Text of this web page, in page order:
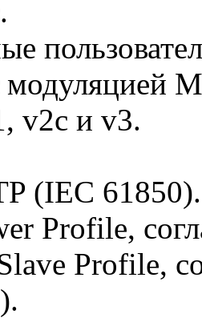
модуляцией
v2c и v3.
(IEC 61850).
Profile,
Profile,